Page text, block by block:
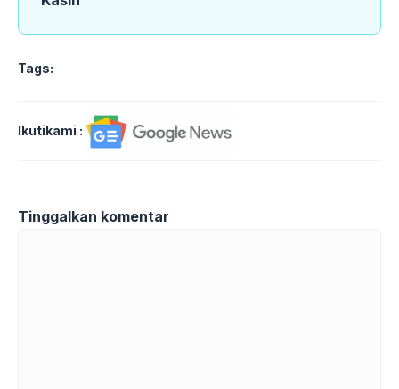
Tags:
Ikutikami :
Tinggalkan komentar